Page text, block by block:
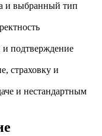
и выбранный тип
подтверждение
страховку и
и нестандартным